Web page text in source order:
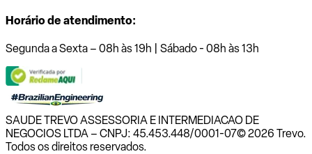
Horário de atendimento:
Segunda a Sexta – 08h às 19h | Sábado - 08h às 13h
SAUDE TREVO ASSESSORIA E INTERMEDIACAO DE
NEGOCIOS LTDA – CNPJ: 45.453.448/0001-07© 2026 Trevo.
Todos os direitos reservados.